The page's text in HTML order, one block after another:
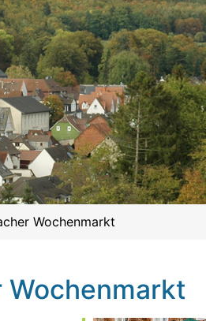
Wochenmarkt
Wochenmarkt